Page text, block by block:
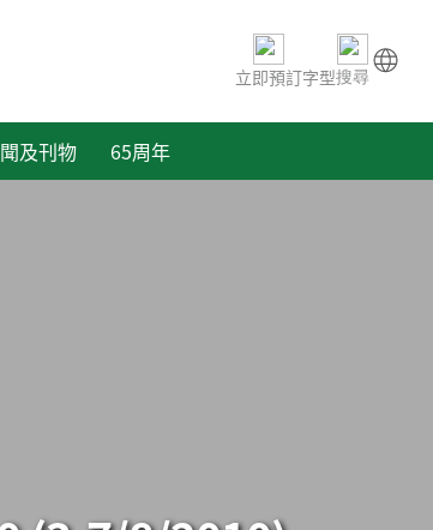
立即預訂字型搜尋
及刊物 65周年